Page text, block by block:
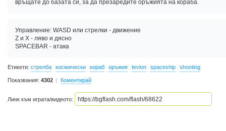
връщате до базата си, за да презаредите оръжията на кораба.
Управление: WASD или стрелки - движение
Z и X - ляво и дясно
SPACEBAR - атака
Етикети: стрелба космически кораб оръжия tevlon spaceship shooting
Показвания: 4302 Коментирай
Линк към играта/видеото: